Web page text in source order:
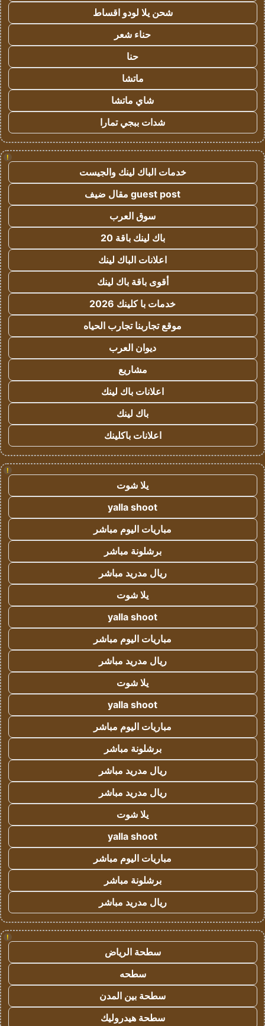
شحن يلا لودو اقساط
حناء شعر
حنا
ماتشا
شاي ماتشا
شدات ببجي تمارا
!
خدمات الباك لينك والجيست
guest post مقال ضيف
سوق العرب
باك لينك باقة 20
اعلانات الباك لينك
أقوى باقة باك لينك
خدمات با كلينك 2026
موقع تجاربنا تجارب الحياه
ديوان العرب
مشاريع
اعلانات باك لينك
باك لينك
اعلانات باكلينك
!
يلا شوت
yalla shoot
مباريات اليوم مباشر
برشلونة مباشر
ريال مدريد مباشر
يلا شوت
yalla shoot
مباريات اليوم مباشر
ريال مدريد مباشر
يلا شوت
yalla shoot
مباريات اليوم مباشر
برشلونة مباشر
ريال مدريد مباشر
ريال مدريد مباشر
يلا شوت
yalla shoot
مباريات اليوم مباشر
برشلونة مباشر
ريال مدريد مباشر
!
سطحة الرياض
سطحه
سطحة بين المدن
سطحة هيدروليك